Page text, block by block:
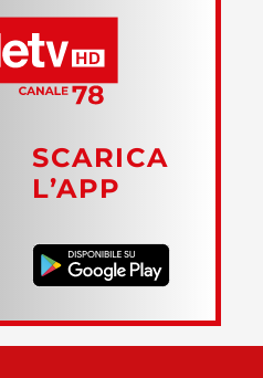
SCARICA
L’APP